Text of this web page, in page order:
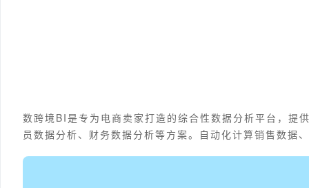
数跨境BI是专为电商卖家打造的综合性数据分析平台，提
员数据分析、财务数据分析等方案。自动化计算销售数据